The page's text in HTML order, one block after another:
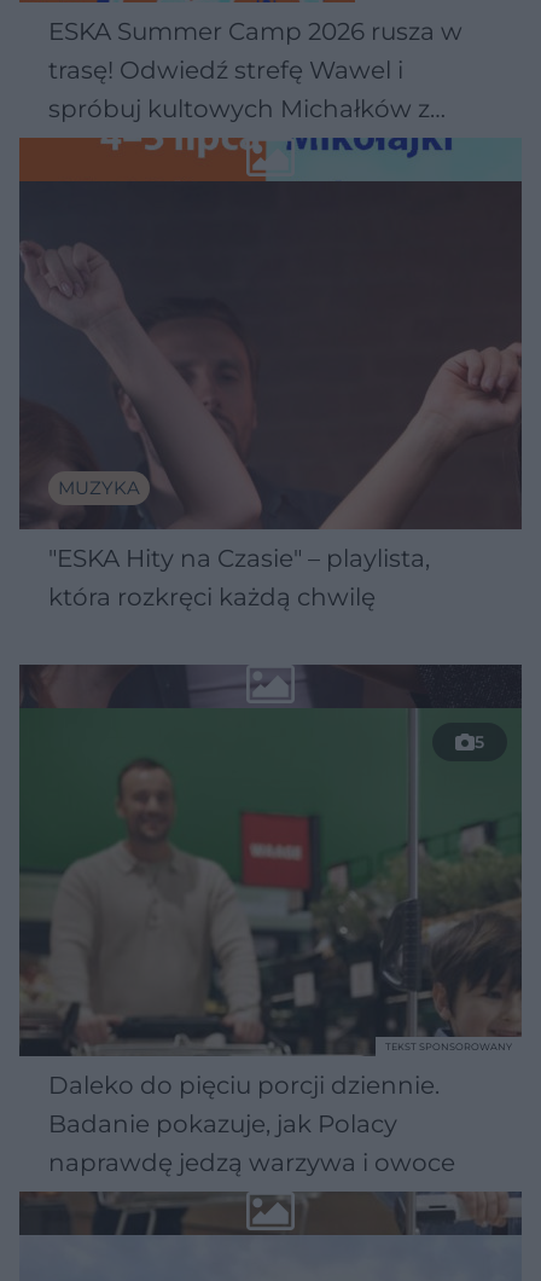
ESKA Summer Camp 2026 rusza w
trasę! Odwiedź strefę Wawel i
spróbuj kultowych Michałków z
Wawelu
MUZYKA
"ESKA Hity na Czasie" – playlista,
która rozkręci każdą chwilę
5
Daleko do pięciu porcji dziennie.
Badanie pokazuje, jak Polacy
naprawdę jedzą warzywa i owoce
TEKST SPONSOROWANY